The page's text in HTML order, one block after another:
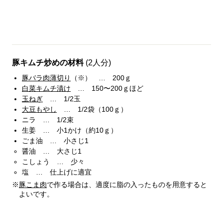
豚キムチ炒めの材料 (2人分)
豚バラ肉薄切り
（※） … 200ｇ
白菜キムチ漬け … 150〜200ｇほど
玉ねぎ … 1/2玉
大豆もやし
… 1/2袋（100ｇ）
ニラ … 1/2束
生姜 … 小1かけ（約10ｇ）
ごま油 … 小さじ1
醤油 … 大さじ1
こしょう … 少々
塩 … 仕上げに適宜
※ 豚こま肉で作る場合は、適度に脂の入ったものを用意すると
よいです。